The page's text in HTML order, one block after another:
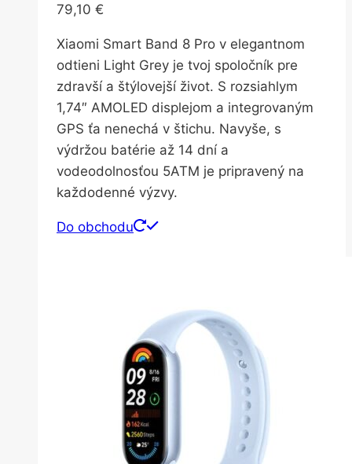
79,10 €
Xiaomi Smart Band 8 Pro v elegantnom
odtieni Light Grey je tvoj spoločník pre
zdravší a štýlovejší život. S rozsiahlym
1,74″ AMOLED displejom a integrovaným
GPS ťa nenechá v štichu. Navyše, s
výdržou batérie až 14 dní a
vodeodolnosťou 5ATM je pripravený na
každodenné výzvy.
Do obchodu